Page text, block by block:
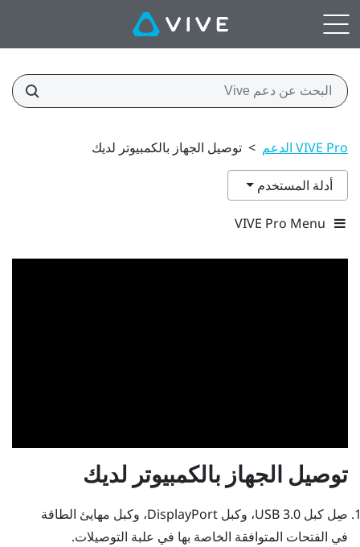
VIVE Pro الدعم > توصيل الجهاز بالكمبيوتر لديك
أدلة المستخدم
VIVE Pro Menu
توصيل الجهاز بالكمبيوتر لديك
صِل كبل USB 3.0، وكبل DisplayPort، وكبل مهايئ الطاقة
في الفتحات المتوافقة الخاصة بها في علبة التوصيلات.